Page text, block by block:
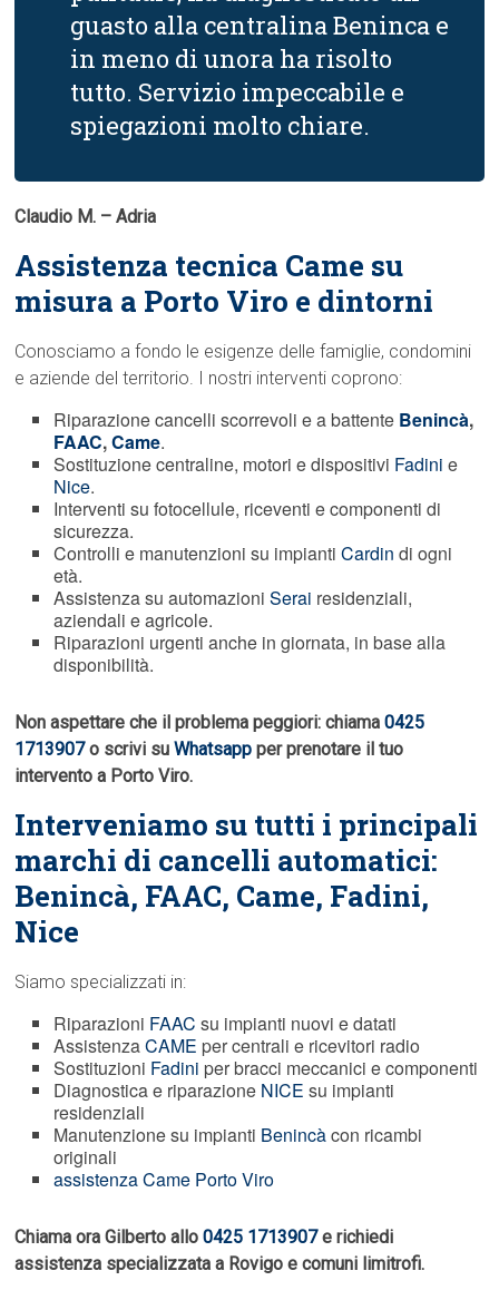
guasto alla centralina Beninca e
in meno di unora ha risolto
tutto. Servizio impeccabile e
spiegazioni molto chiare.
Claudio M. – Adria
Assistenza tecnica Came su
misura a Porto Viro e dintorni
Conosciamo a fondo le esigenze delle famiglie, condomini
e aziende del territorio. I nostri interventi coprono:
Riparazione cancelli scorrevoli e a battente Benincà,
FAAC,Came.
Sostituzione centraline, motori e dispositivi Fadini e
Nice.
Interventi su fotocellule, riceventi e componenti di
sicurezza.
Controlli e manutenzioni su impiantiCardin di ogni
età.
Assistenza su automazioniSerai residenziali,
aziendali e agricole.
Riparazioni urgenti anche in giornata, in base alla
disponibilità.
Non aspettare che il problema peggiori: chiama0425
1713907o scrivi suWhatsapp per prenotare il tuo
intervento a Porto Viro.
Interveniamo su tutti i principali
marchi di cancelli automatici:
Benincà, FAAC, Came, Fadini,
Nice
Siamo specializzati in:
Riparazioni FAAC su impianti nuovi e datati
AssistenzaCAME per centrali e ricevitori radio
Sostituzioni Fadini per bracci meccanici e componenti
Diagnostica e riparazione NICE su impianti
residenziali
Manutenzione su impianti Benincàcon ricambi
originali
assistenza Came Porto Viro
Chiama ora Gilberto allo0425 1713907e richiedi
assistenza specializzata a Rovigo e comuni limitrofi.